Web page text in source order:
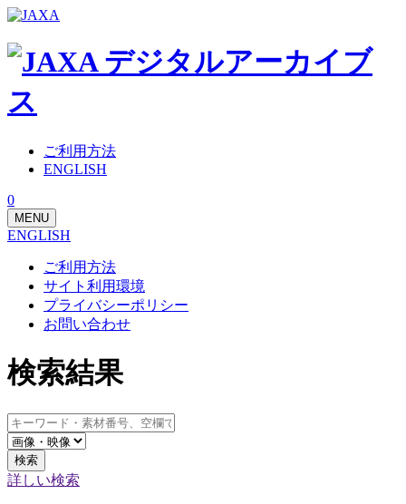
ご利用方法
ENGLISH
0
MENU
ENGLISH
ご利用方法
サイト利用環境
プライバシーポリシー
お問い合わせ
検索結果
検索
詳しい検索